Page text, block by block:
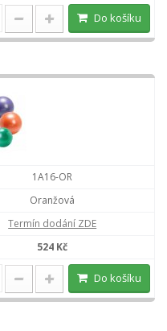
Do košíku
1A16-OR
Oranžová
Termín dodání ZDE
524 Kč
Do košíku